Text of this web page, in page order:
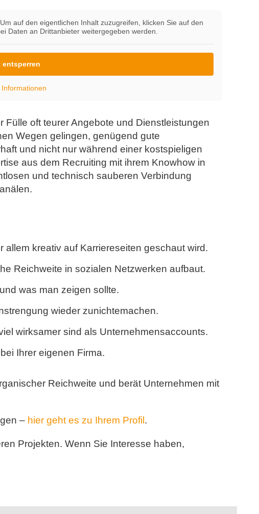
. Um auf den eigentlichen Inhalt zuzugreifen, klicken Sie auf den
Daten an Drittanbieter weitergegeben werden.
entsperren
oft teurer Angebote und Dienstleistungen
Wegen gelingen, genügend gute
und nicht nur während einer kostspieligen
aus dem Recruiting mit ihrem Knowhow in
und technisch sauberen Verbindung
allem kreativ auf Karriereseiten geschaut wird.
Reichweite in sozialen Netzwerken aufbaut.
was man zeigen sollte.
wieder zunichtemachen.
wirksamer sind als Unternehmensaccounts.
Ihrer eigenen Firma.
Reichweite und berät Unternehmen mit
– hier geht es zu Ihrem Profil .
Projekten. Wenn Sie Interesse haben,